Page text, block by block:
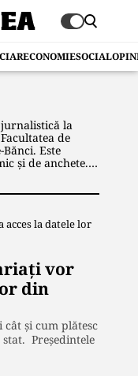
ECONOMIESOCIAL
la
de
Este
și de anchete. A
Fight for
vor
din
și cum plătesc
Preşedintele